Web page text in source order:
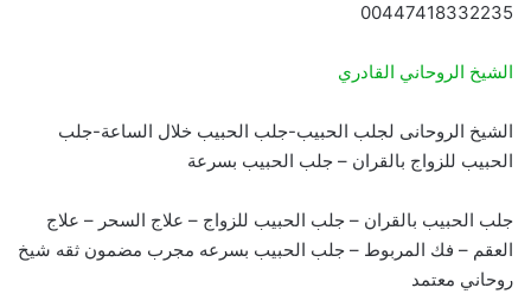
00447418332235
الشيخ الروحاني القادري
الشيخ الروحانى لجلب الحبيب-جلب الحبيب خلال الساعة-جلب
الحبيب للزواج بالقران – جلب الحبيب بسرعة
جلب الحبيب بالقران – جلب الحبيب للزواج – علاج السحر – علاج
العقم – فك المربوط – جلب الحبيب بسرعه مجرب مضمون ثقه شيخ
روحاني معتمد